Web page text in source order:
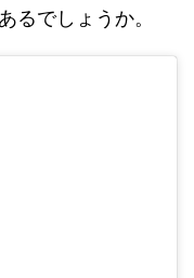
るでしょうか。